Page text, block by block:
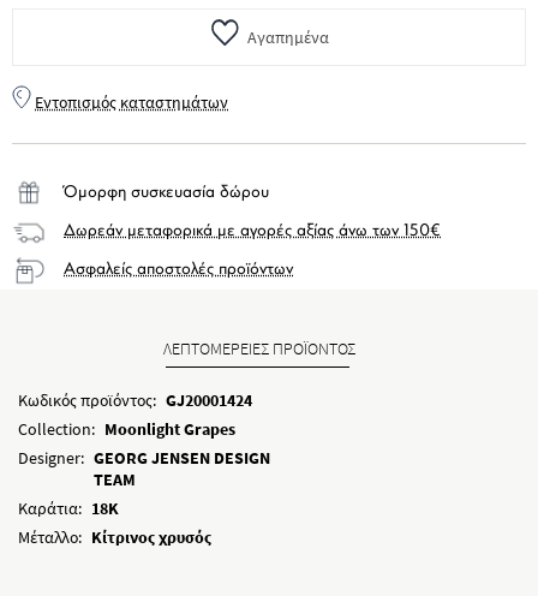
Αγαπημένα
Εντοπισμός καταστημάτων
Όμορφη συσκευασία δώρου
Δωρεάν μεταφορικά με αγορές αξίας άνω των 150€
Ασφαλείς αποστολές προϊόντων
ΛΕΠΤΟΜΕΡΕΙΕΣ ΠΡΟΪΟΝΤΟΣ
Κωδικός προϊόντος: GJ20001424
Collection: Moonlight Grapes
Designer: GEORG JENSEN DESIGN
TEAM
Καράτια: 18K
Μέταλλο: Κίτρινος χρυσός